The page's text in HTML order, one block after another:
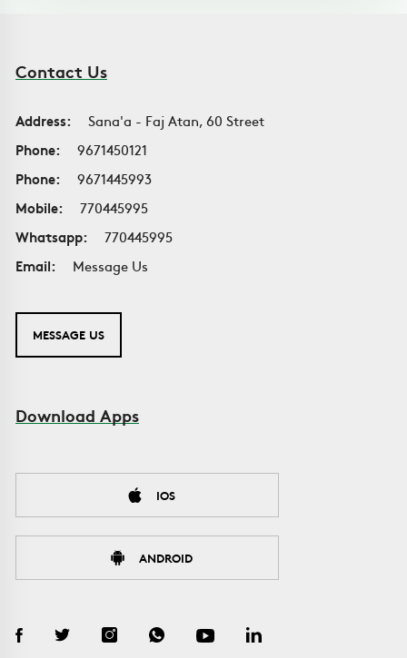
Contact Us
Address:
Sana'a - Faj Atan, 60 Street
Phone:
9671450121
Phone:
9671445993
Mobile:
770445995
Whatsapp:
770445995
Email:
Message Us
MESSAGE US
Download Apps
IOS
ANDROID